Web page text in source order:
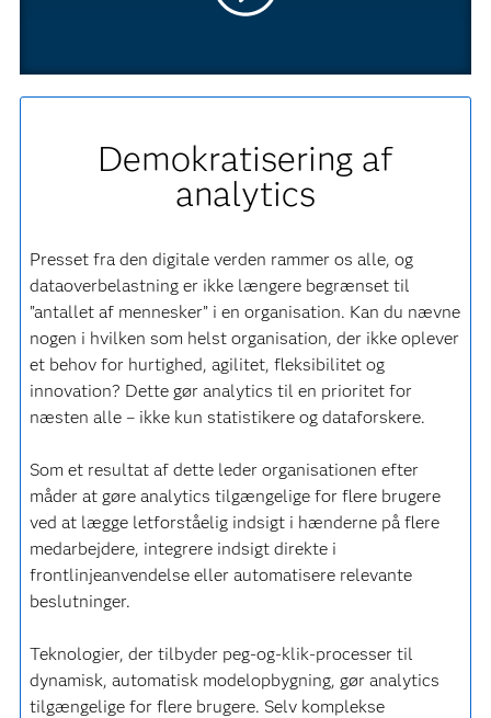
Demokratisering af
analytics
Presset fra den digitale verden rammer os alle, og
dataoverbelastning er ikke længere begrænset til
”antallet af mennesker” i en organisation. Kan du nævne
nogen i hvilken som helst organisation, der ikke oplever
et behov for hurtighed, agilitet, fleksibilitet og
innovation? Dette gør analytics til en prioritet for
næsten alle – ikke kun statistikere og dataforskere.
Som et resultat af dette leder organisationen efter
måder at gøre analytics tilgængelige for flere brugere
ved at lægge letforståelig indsigt i hænderne på flere
medarbejdere, integrere indsigt direkte i
frontlinjeanvendelse eller automatisere relevante
beslutninger.
Teknologier, der tilbyder peg-og-klik-processer til
dynamisk, automatisk modelopbygning, gør analytics
tilgængelige for flere brugere. Selv komplekse